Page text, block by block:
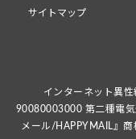
サイトマップ
インターネット異
90080003000 第二種電
メール/HAPPYMAIL』